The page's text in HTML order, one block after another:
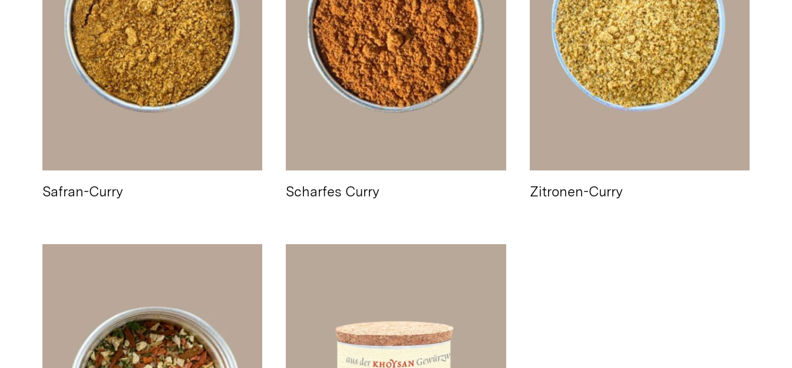
Safran-Curry Scharfes Curry Zitronen-Curry